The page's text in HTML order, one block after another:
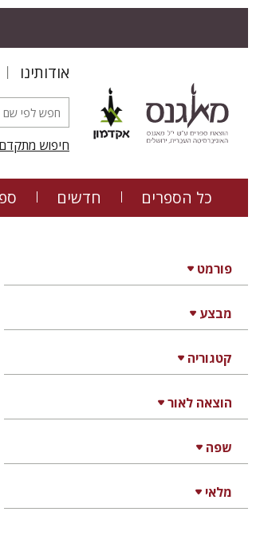
אודותינו
חיפוש מתקדם
כל הספרים חדשים
פורמט
מבצע
קטגוריה
הוצאה לאור
שפה
מלאי